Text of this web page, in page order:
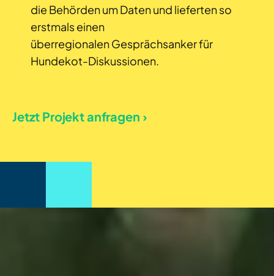
die Behörden um Daten und lieferten so
erstmals einen
überregionalen Gesprächsanker für
Hundekot-Diskussionen.
Jetzt Projekt anfragen ›